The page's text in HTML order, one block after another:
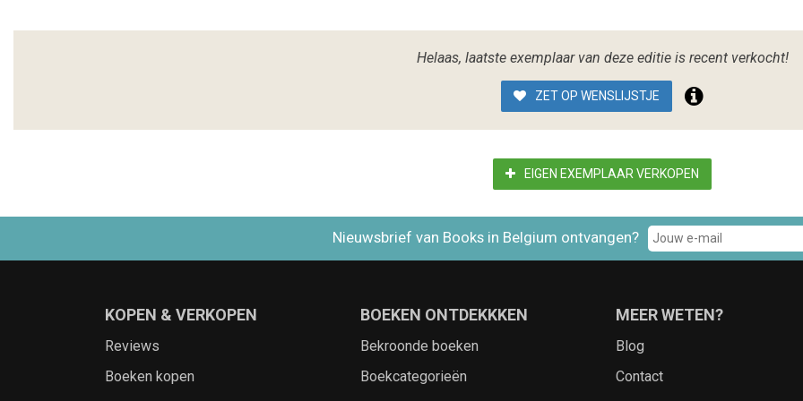
Helaas, laatste exemplaar van deze editie is recent verkocht!
ZET OP WENSLIJSTJE
EIGEN EXEMPLAAR VERKOPEN
Nieuwsbrief van Books in Belgium ontvangen?
KOPEN & VERKOPEN
Reviews
Boeken kopen
BOEKEN ONTDEKKKEN
Bekroonde boeken
Boekcategorieën
MEER WETEN?
Blog
Contact